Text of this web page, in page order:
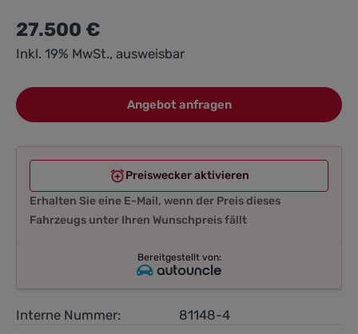
27.500 €
Inkl. 19% MwSt., ausweisbar
Angebot anfragen
Preiswecker aktivieren
Erhalten Sie eine E-Mail, wenn der Preis dieses
Fahrzeugs unter Ihren Wunschpreis fällt
Bereitgestellt von:
Interne Nummer:
81148-4